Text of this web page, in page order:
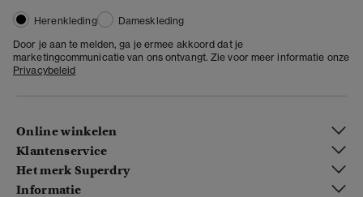
Herenkleding
Dameskleding
Door je aan te melden, ga je ermee akkoord dat je
marketingcommunicatie van ons ontvangt. Zie voor meer informatie onze
Privacybeleid
Online winkelen
Klantenservice
Het merk Superdry
Informatie